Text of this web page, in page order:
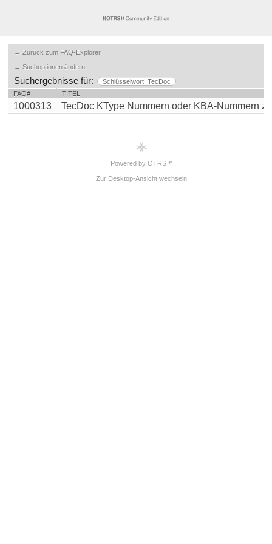
← Zurück zum FAQ-Explorer
← Suchoptionen ändern
Suchergebnisse für:
Schlüsselwort: TecDoc
FAQ#
TITEL
1000313 TecDoc KType Nummern oder KBA-Nummern
Powered by OTRS™
Zur Desktop-Ansicht wechseln